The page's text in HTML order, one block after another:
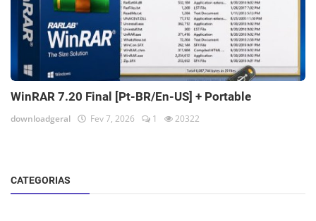
WinRAR 7.20 Final [Pt-BR/En-US] + Portable
downloadgeral Fev 7, 2026 1 20322
CATEGORIAS